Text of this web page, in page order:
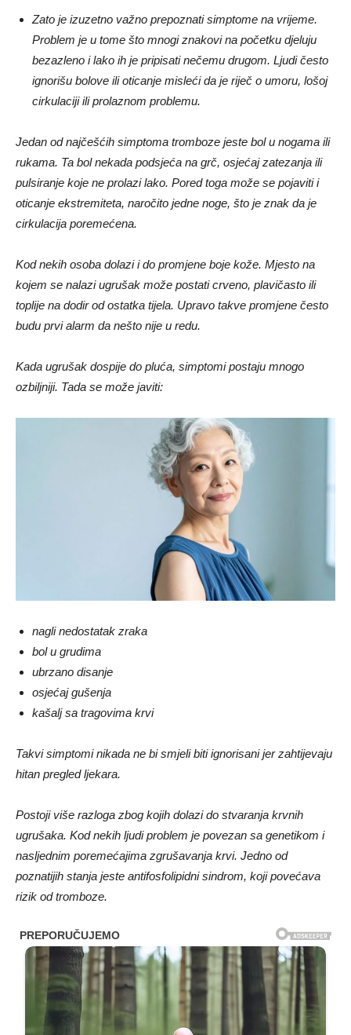
Zato je izuzetno važno prepoznati simptome na vrijeme.
Problem je u tome što mnogi znakovi na početku djeluju
bezazleno i lako ih je pripisati nečemu drugom. Ljudi često
ignorišu bolove ili oticanje misleći da je riječ o umoru, lošoj
cirkulaciji ili prolaznom problemu.
Jedan od najčešćih simptoma tromboze jeste bol u nogama ili
rukama. Ta bol nekada podsjeća na grč, osjećaj zatezanja ili
pulsiranje koje ne prolazi lako. Pored toga može se pojaviti i
oticanje ekstremiteta, naročito jedne noge, što je znak da je
cirkulacija poremećena.
Kod nekih osoba dolazi i do promjene boje kože. Mjesto na
kojem se nalazi ugrušak može postati crveno, plavičasto ili
toplije na dodir od ostatka tijela. Upravo takve promjene često
budu prvi alarm da nešto nije u redu.
Kada ugrušak dospije do pluća, simptomi postaju mnogo
ozbiljniji. Tada se može javiti:
nagli nedostatak zraka
bol u grudima
ubrzano disanje
osjećaj gušenja
kašalj sa tragovima krvi
Takvi simptomi nikada ne bi smjeli biti ignorisani jer zahtijevaju
hitan pregled ljekara.
Postoji više razloga zbog kojih dolazi do stvaranja krvnih
ugrušaka. Kod nekih ljudi problem je povezan sa genetikom i
nasljednim poremećajima zgrušavanja krvi. Jedno od
poznatijih stanja jeste antifosfolipidni sindrom, koji povećava
rizik od tromboze.